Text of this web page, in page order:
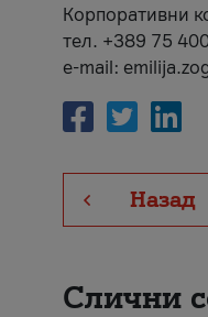
Корпоративни
тел. +389 75
e-mail:
Назад
Слични